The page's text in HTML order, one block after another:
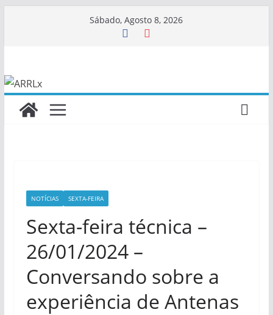
Sábado, Agosto 8, 2026
NOTÍCIAS SEXTA-FEIRA
Sexta-feira técnica –
26/01/2024 –
Conversando sobre a
experiência de Antenas